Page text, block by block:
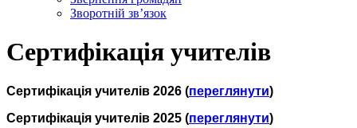
Зворотній зв’язок
Сертифікація учителів
Сертифікація учителів 2026 (переглянути)
Сертифікація учителів 2025 (переглянути)